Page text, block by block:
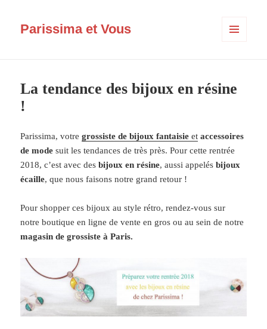
Parissima et Vous
La tendance des bijoux en résine
!
Parissima, votregrossiste de bijoux fantaisie et accessoires
de modesuit les tendances de très près. Pour cette rentrée
2018, c’est avec desbijoux en résine, aussi appelés bijoux
écaille, que nous faisons notre grand retour !
Pour shopper ces bijoux au style rétro, rendez-vous sur
notre boutique en ligne de vente en gros ou au sein de notre
magasin de grossiste à Paris.